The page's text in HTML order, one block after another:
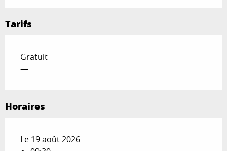
Tarifs
Gratuit
—
Horaires
Le 19 août 2026